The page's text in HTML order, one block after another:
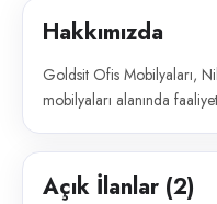
Hakkımızda
Goldsit Ofis Mobilyaları,
mobilyaları alanında
Açık İlanlar (2)